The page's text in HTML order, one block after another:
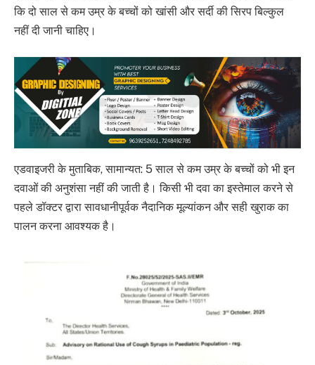
कि दो साल से कम उम्र के बच्चों को खांसी और सर्दी की सिरप बिल्कुल
नहीं दी जानी चाहिए।
एडवाइजरी के मुताबिक, सामान्यत: 5 साल से कम उम्र के बच्चों को भी इन
दवाओं की अनुशंसा नहीं की जाती है। किसी भी दवा का इस्तेमाल करने से
पहले डॉक्टर द्वारा सावधानीपूर्वक नैदानिक मूल्यांकन और सही खुराक का
पालन करना आवश्यक है।